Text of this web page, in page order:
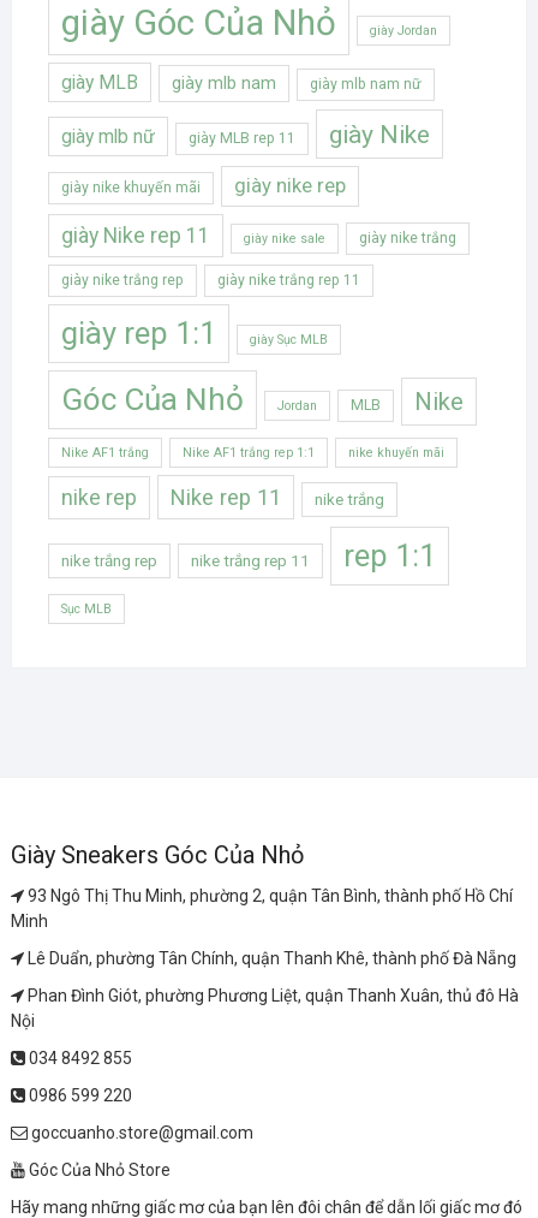
giày Góc Của Nhỏ
giày Jordan
giày MLB giày mlb nam giày mlb nam nữ
giày mlb nữ giày MLB rep 11 giày Nike
giày nike khuyến mãi giày nike rep
giày Nike rep 11 giày nike sale giày nike trắng
giày nike trắng rep giày nike trắng rep 11
giày rep 1:1 giày Sục MLB
Góc Của Nhỏ Jordan MLB Nike
Nike AF1 trắng Nike AF1 trắng rep 1:1 nike khuyến mãi
nike rep Nike rep 11 nike trắng
nike trắng rep nike trắng rep 11 rep 1:1
Sục MLB
Giày Sneakers Góc Của Nhỏ
93 Ngô Thị Thu Minh, phường 2, quận Tân Bình, thành phố Hồ Chí
Minh
Lê Duẩn, phường Tân Chính, quận Thanh Khê, thành phố Đà Nẵng
Phan Đình Giót, phường Phương Liệt, quận Thanh Xuân, thủ đô Hà
Nội
034 8492 855
0986 599 220
goccuanho.store@gmail.com
Góc Của Nhỏ Store
Hãy mang những giấc mơ của bạn lên đôi chân để dẫn lối giấc mơ đó